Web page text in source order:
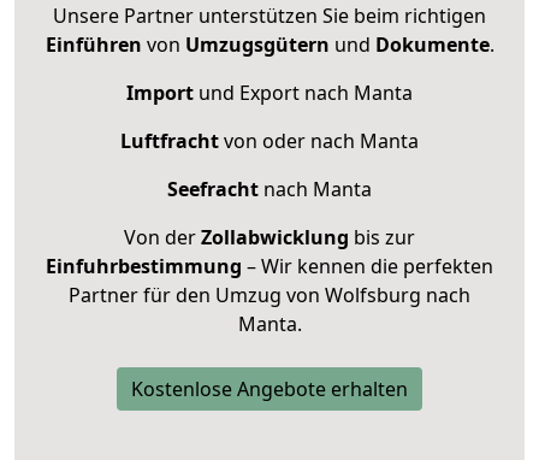
Unsere Partner unterstützen Sie beim richtigen
Einführen von Umzugsgütern und Dokumente.
Import und Export nach Manta
Luftfrachtvon oder nach Manta
Seefracht nach Manta
Von derZollabwicklung bis zur
Einfuhrbestimmung – Wir kennen die perfekten
Partner für den Umzug von Wolfsburg nach
Manta.
Kostenlose Angebote erhalten